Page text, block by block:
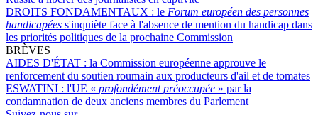
DROITS FONDAMENTAUX : le Forum européen des personnes
handicapées s'inquiète face à l'absence de mention du handicap dans
les priorités politiques de la prochaine Commission
BRÈVES
AIDES D'ÉTAT : la Commission européenne approuve le
renforcement du soutien roumain aux producteurs d'ail et de tomates
ESWATINI : l'UE « profondément préoccupée » par la
condamnation de deux anciens membres du Parlement